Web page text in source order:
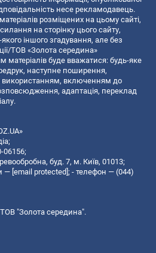
несе рекламодавець.
розміщених на цьому сайті,
на сторінку цього сайту,
іншого згадування, але без
ТОВ «Золота середина»
буде вважатися: будь-яке
наступне поширення,
використанням, включенням до
адаптація, переклад
06156;
буд. 7, м. Київ, 01013;
— [email protected] ; - телефон — (044)
"Золота середина".